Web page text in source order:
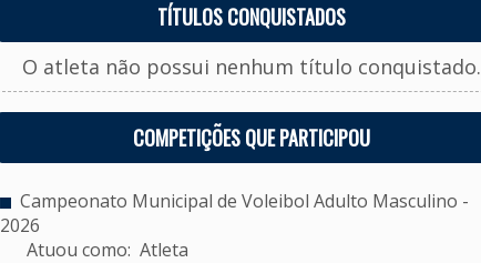
TÍTULOS CONQUISTADOS
O atleta não possui nenhum título conquistado.
COMPETIÇÕES QUE PARTICIPOU
Campeonato Municipal de Voleibol Adulto Masculino -
2026
Atuou como: Atleta